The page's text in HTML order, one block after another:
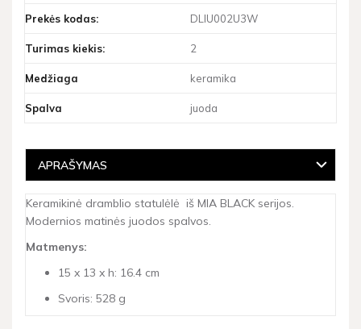
Prekės kodas: DLIU002U3W
Turimas kiekis: 2
Medžiaga keramika
Spalva juoda
APRAŠYMAS
Keramikinė dramblio statulėlė iš MIA BLACK serijos.
Modernios matinės juodos spalvos.
Matmenys:
15 x 13 x h: 16.4 cm
Svoris: 528 g